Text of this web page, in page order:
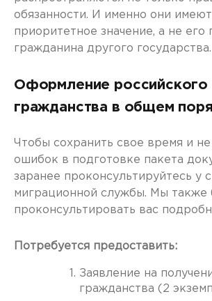
обязанности. И именно они имеют
приоритетное значение, а не его
гражданина другого государства.
Оформление российского
гражданства в общем
Чтобы сохранить свое время и не
ошибок в подготовке пакета
заранее проконсультируйтесь у
миграционной службы. Мы также
проконсультировать вас
Потребуется предоставить:
Заявление на
гражданства (2